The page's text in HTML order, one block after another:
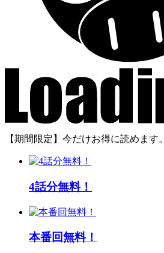
【期間限定】今だけお得に読めます。
4話分無料！
本番回無料！